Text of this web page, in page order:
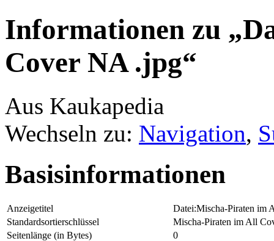
Informationen zu
Cover NA .jpg“
Aus Kaukapedia
Wechseln zu: Navigation,
Basisinformationen
Anzeigetitel
Datei:Mischa-Piraten im
Standardsortierschlüssel
Mischa-Piraten im All
Seitenlänge (in Bytes)
0